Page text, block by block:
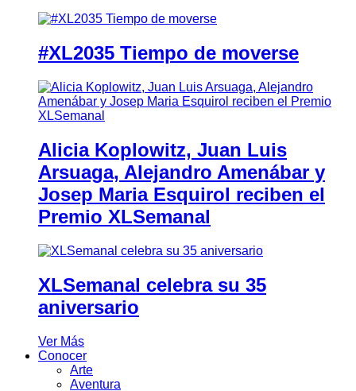
#XL2035 Tiempo de moverse
Alicia Koplowitz, Juan Luis
Arsuaga, Alejandro Amenábar y
Josep Maria Esquirol reciben el
Premio XLSemanal
XLSemanal celebra su 35
aniversario
Ver Más
Conocer
Arte
Aventura